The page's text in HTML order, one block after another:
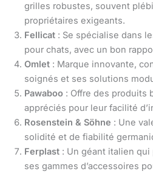
grilles robustes, souvent
propriétaires exigeants.
Fellicat : Se spécialise dans
pour chats, avec un bon
Omlet : Marque innovante,
soignés et ses solutions
Pawaboo : Offre des produits
appréciés pour leur facilité
Rosenstein & Söhne : Une
solidité et de fiabilité
Ferplast : Un géant italien
ses gammes d’accessoires